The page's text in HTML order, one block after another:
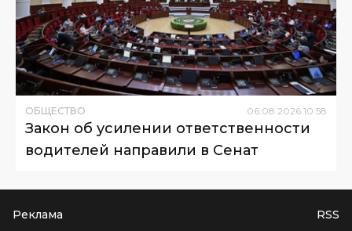
ОБЩЕСТВО 06 08 2026 10:58
Закон об усилении ответственности
водителей направили в Сенат
Реклама RSS